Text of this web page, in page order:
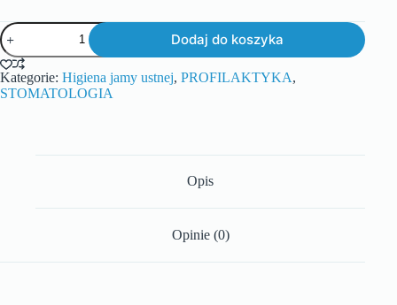
Dodaj do koszyka
Kategorie: Higiena jamy ustnej, PROFILAKTYKA,
STOMATOLOGIA
Opis
Opinie (0)